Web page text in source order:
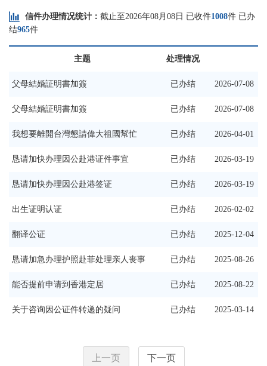
信件办理情况统计： 截止至2026年08月08日 已收件1008件 已办
结965件
主题 处理情况
父母結婚証明書加簽 已办结 2026-07-08
父母結婚証明書加簽 已办结 2026-07-08
我想要離開台灣懇請偉大祖國幫忙 已办结 2026-04-01
恳请加快办理因公赴港证件事宜 已办结 2026-03-19
恳请加快办理因公赴港签证 已办结 2026-03-19
出生证明认证 已办结 2026-02-02
翻译公证 已办结 2025-12-04
恳请加急办理护照赴菲处理亲人丧事 已办结 2025-08-26
能否提前申请到香港定居 已办结 2025-08-22
关于咨询因公证件转递的疑问 已办结 2025-03-14
上一页 下一页